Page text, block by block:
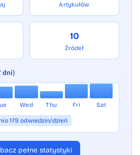
Artykułów
10
Źródeł
dni)
Wed Thu Fri Sat
179 odwiedzin/dzień
pełne statystyki